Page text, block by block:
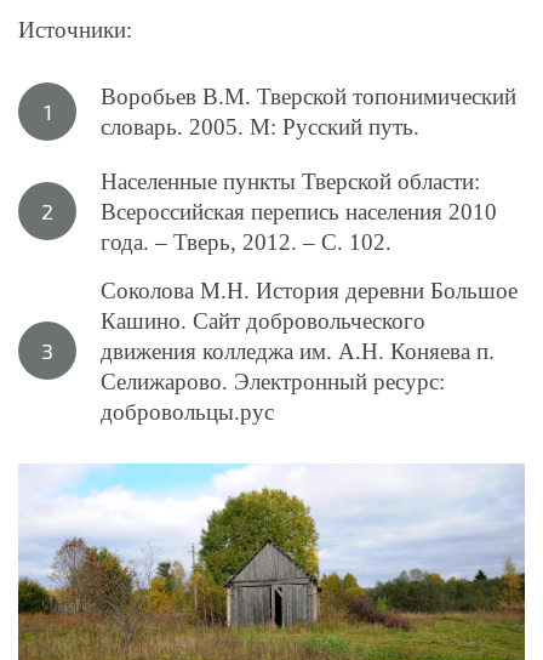
Источники:
Воробьев В.М. Тверской топонимический
словарь. 2005. М: Русский путь.
Населенные пункты Тверской области:
Всероссийская перепись населения 2010
года. – Тверь, 2012. – С. 102.
Соколова М.Н. История деревни Большое
Кашино. Сайт добровольческого
движения колледжа им. А.Н. Коняева п.
Селижарово. Электронный ресурс:
добровольцы.рус